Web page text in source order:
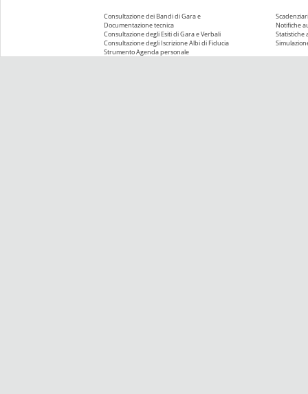
Consultazione dei Bandi di Gara e
Documentazione tecnica
Consultazione degli Esiti di Gara e Verbali
Consultazione degli Iscrizione Albi di Fiducia
Strumento Agenda personale
Notifiche
Statistiche